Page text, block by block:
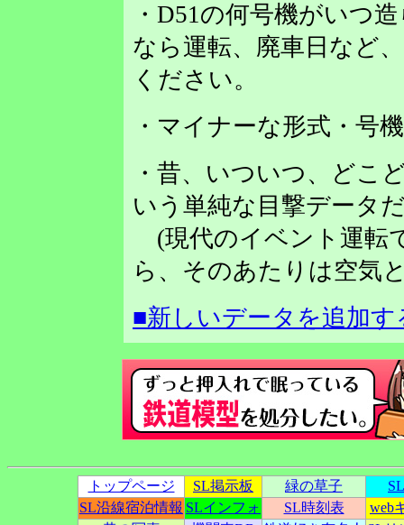
・D51の何号機がいつ
なら運転、廃車日など
ください。
・マイナーな形式・号
・昔、いついつ、どこ
いう単純な目撃データ
(現代のイベント運転
ら、そのあたりは空気
■新しいデータを追加す
トップページ SL掲示板 緑の草子
SL沿線宿泊情報 SLインフォ SL時刻表
web